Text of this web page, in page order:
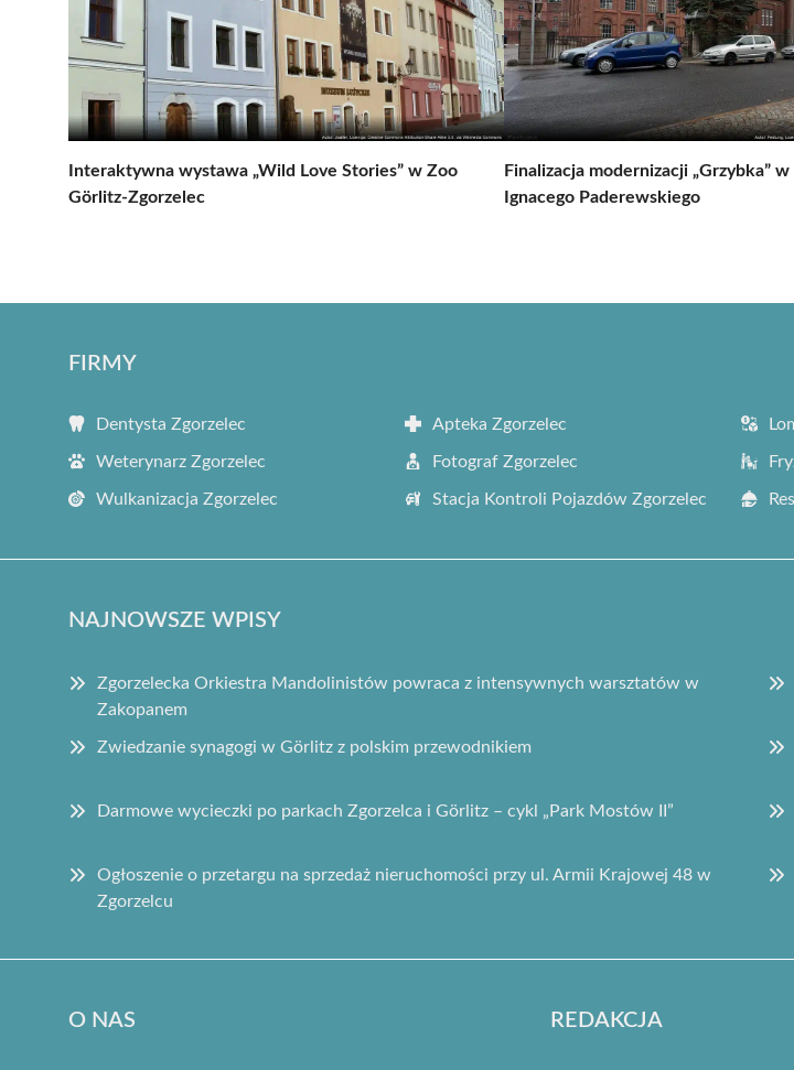
Interaktywna wystawa „Wild Love Stories” w Zoo
Görlitz-Zgorzelec
Finalizacja modernizacji „Grzybka”
Ignacego Paderewskiego
FIRMY
Dentysta Zgorzelec Apteka Zgorzelec
Weterynarz Zgorzelec Fotograf Zgorzelec
Wulkanizacja Zgorzelec Stacja Kontroli Pojazdów Zgorzelec
NAJNOWSZE WPISY
Zgorzelecka Orkiestra Mandolinistów powraca z intensywnych warsztatów w
Zakopanem
Zwiedzanie synagogi w Görlitz z polskim przewodnikiem
Darmowe wycieczki po parkach Zgorzelca i Görlitz – cykl „Park Mostów II”
Ogłoszenie o przetargu na sprzedaż nieruchomości przy ul. Armii Krajowej 48 w
Zgorzelcu
O NAS REDAKCJA